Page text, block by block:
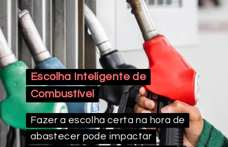
Escolha Inteligente de
Combustível
Escolha Inteligente de
Combustível
Fazer a escolha certa na hora de
abastecer pode impactar
Fazer a escolha certa na hora de
abastecer pode impactar